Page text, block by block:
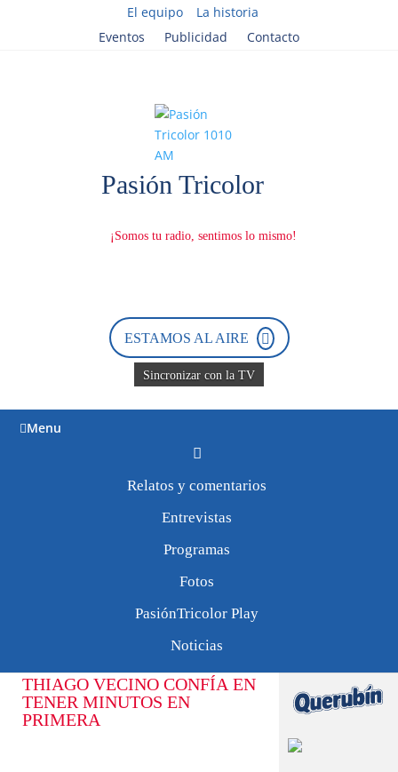
El equipo
La historia
Eventos
Publicidad Contacto
ESTAMOS AL AIRE
Sincronizar con la TV
Menu
Relatos y comentarios
Entrevistas
Programas
Fotos
PasiónTricolor Play
Noticias
Vecino “Me gusta el
juego aéreo y pelear
THIAGO VECINO CONFÍA EN
TENER MINUTOS EN
PRIMERA